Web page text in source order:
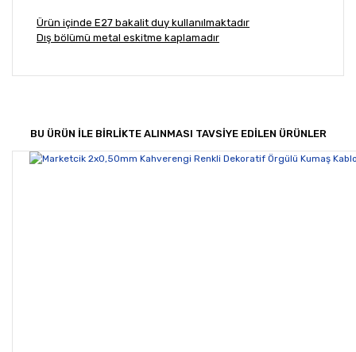
Ürün içinde E27 bakalit duy kullanılmaktadır
Dış bölümü metal eskitme kaplamadır
Yorum Yaz
Bu ürünün fiyat bilgisi, resim, ürün açıklamalarında ve
Ürün resmi kalitesiz, bozuk veya görüntülenemiyor.
BU ÜRÜN İLE BİRLİKTE ALINMASI TAVSİYE EDİLEN ÜRÜNLER